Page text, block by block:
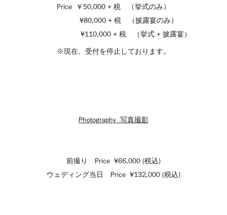
Price ￥50,000 + 税 （挙式のみ）
¥80,000 + 税 （披露宴のみ）
¥110,000 + 税 （挙式 + 披露宴）
※現在、受付を停止しております。
Photography 写真撮影
前撮り Price ¥66,000 (税込)
ウェディング当日 Price ¥132,000 (税込)